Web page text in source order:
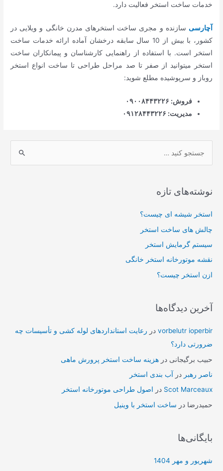
خدمات ساخت استخر فعالیت دارد.
آچارسی سازنده و مجری ساخت استخرهای مدرن خانگی و ویلایی در
کشور، با بیش از 10 سال سابقه درخشان آماده ارائه خدمات ساخت
استخر است. با استفاده از راهنمایی کارشناسان و پیمانکاران ساخت
استخر میتوانید از صفر تا صد مراحل طراحی تا ساخت انواع استخر
روباز و سرپوشیده مطلع شوید:
فروش: ۰۹۰۰۸۴۴۳۲۲۶
مدیریت: ۰۹۱۲۸۴۴۳۲۲۶
ی
نوشته‌های تازه
استخر شیشه ای چیست؟
چالش های ساخت استخر
سیستم گرمایش استخر
نقشه موتورخانه استخر خانگی
ازن استخر چیست؟
آخرین دیدگاه‌ها
vorbelutr ioperbir در رعایت استانداردهای لوله کشی و تأسیسات چه
ضرورتی دارد؟
حبیب برگیجانی درهزینه ساخت استخر پرورش ماهی
ناصر رهبر در آب بندی استخر
Scot Marceaux در اصول طراحی موتورخانه استخر
حمیدرضا در ساخت استخر با وینیل
بایگانی‌ها
شهریور و مهر 1404